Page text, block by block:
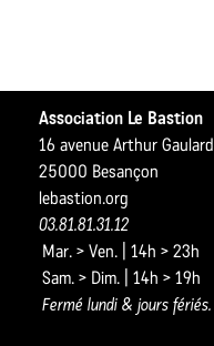
Association Le Bastion
16 avenue Arthur Gaulard
25000 Besançon
lebastion.org
03.81.81.31.12
Mar. > Ven. | 14h > 23h
Sam. > Dim. | 14h > 19h
Fermé lundi & jours fériés.